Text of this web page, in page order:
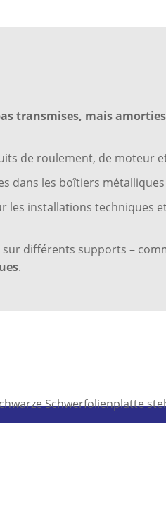
transmises, mais amorties
de roulement, de moteur
dans les boîtiers
les installations techniques
différents supports –
.